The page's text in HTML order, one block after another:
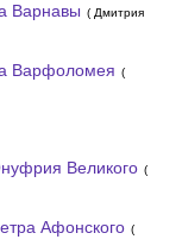
Варнавы ( Дмитрия
Варфоломея (
Великого (
Афонского (